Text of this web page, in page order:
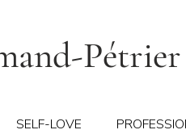
Pétrier
SELF-LOVE